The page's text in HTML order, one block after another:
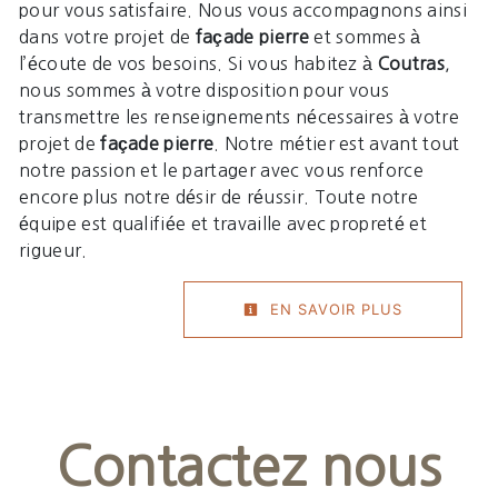
pour vous satisfaire. Nous vous accompagnons ainsi
dans votre projet de façade pierreet sommes à
l’écoute de vos besoins. Si vous habitez à Coutras
nous sommes à votre disposition pour vous
transmettre les renseignements nécessaires à votre
projet defaçade pierre . Notre métier est avant tout
notre passion et le partager avec vous renforce
encore plus notre désir de réussir. Toute notre
équipe est qualifiée et travaille avec propreté et
rigueur.
EN SAVOIR PLUS
Contactez nous